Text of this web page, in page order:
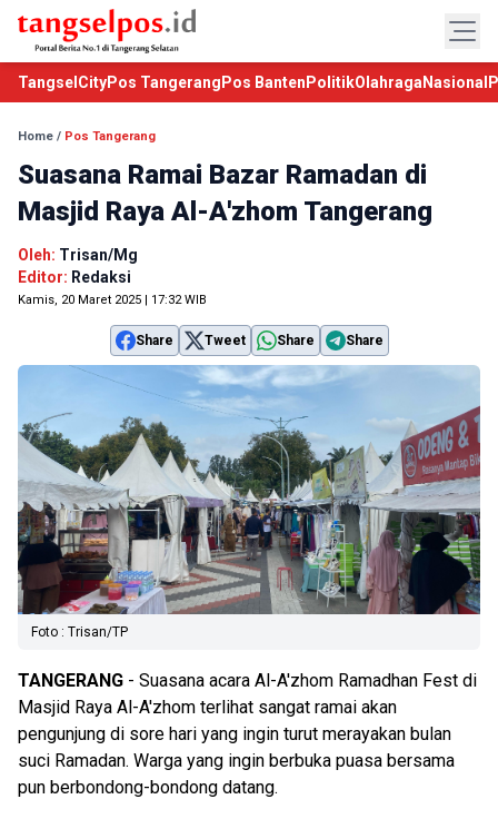
TangselCityPos Tangerang Pos Banten PolitikOlahraga Nasional
Home / Pos Tangerang
Suasana Ramai Bazar Ramadan di
Masjid Raya Al-A'zhom Tangerang
Oleh: Trisan/Mg
Editor: Redaksi
Kamis, 20 Maret 2025 | 17:32 WIB
Share Tweet Share Share
Foto : Trisan/TP
TANGERANG - Suasana acara Al-A'zhom Ramadhan Fest di
Masjid Raya Al-A'zhom terlihat sangat ramai akan
pengunjung di sore hari yang ingin turut merayakan bulan
suci Ramadan. Warga yang ingin berbuka puasa bersama
pun berbondong-bondong datang.